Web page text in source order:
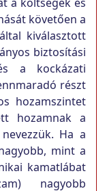
követően a
kiválasztott
biztosítási
a kockázati
részt
hozamszintet
hozamnak a
Ha a
mint a
kamatlábat
nagyobb